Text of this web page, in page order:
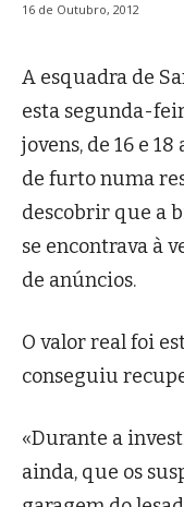
16 de Outubro, 2012
A esquadra de
esta segunda-
jovens, de 16 e
de furto numa
descobrir que a
se encontrava à
de anúncios.
O valor real foi
conseguiu
«Durante a
ainda, que os